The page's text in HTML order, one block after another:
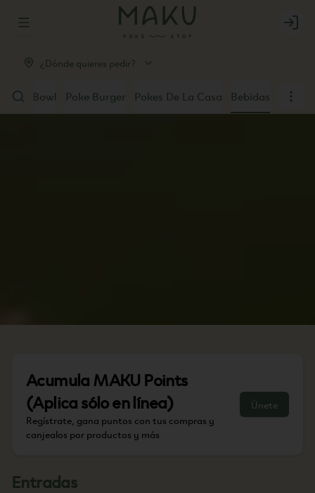
Abrir menu de navegación Login
¿Dónde quieres pedir?
Poke Bowl Poke Burger Pokes De La Casa Bebidas
Acumula MAKU Points
(Aplica sólo en línea)
Regístrate, gana puntos con tus compras y
canjealos por productos y más
Únete
Entradas